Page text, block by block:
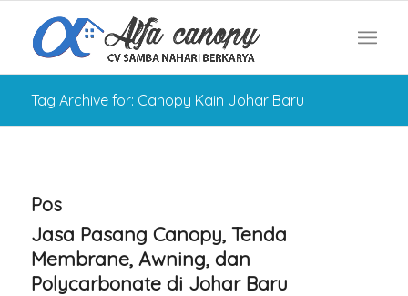
Tag Archive for: Canopy Kain Johar Baru
Pos
Jasa Pasang Canopy, Tenda
Membrane, Awning, dan
Polycarbonate di Johar Baru